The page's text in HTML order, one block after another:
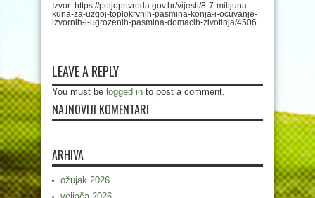
Izvor: https://poljoprivreda.gov.hr/vijesti/8-7-milijuna-
kuna-za-uzgoj-toplokrvnih-pasmina-konja-i-ocuvanje-
izvornih-i-ugrozenih-pasmina-domacih-zivotinja/4506
LEAVE A REPLY
You must be logged in to post a comment.
NAJNOVIJI KOMENTARI
ARHIVA
ožujak 2026